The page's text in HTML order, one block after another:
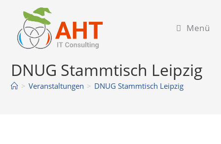
springen
Menü
DNUG Stammtisch Leipzig
> Veranstaltungen > DNUG Stammtisch Leipzig